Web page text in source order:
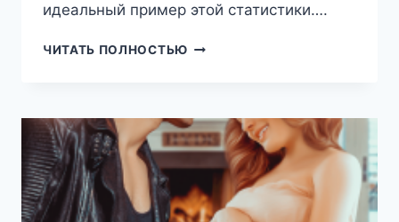
идеальный пример этой статистики….
ЧИТАТЬ ПОЛНОСТЬЮ ПО
ПОЛУНИНА)